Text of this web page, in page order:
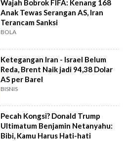
Wajah Bobrok FIFA: Kenang 168
Anak Tewas Serangan AS, Iran
Terancam Sanksi
BOLA
Ketegangan Iran - Israel Belum
Reda, Brent Naik jadi 94,38 Dolar
AS per Barel
BISNIS
Pecah Kongsi? Donald Trump
Ultimatum Benjamin Netanyahu:
Bibi, Kamu Harus Hati-hati